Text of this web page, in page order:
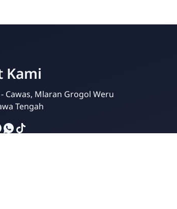
Kami
Cawas, Mlaran Grogol Weru
Tengah